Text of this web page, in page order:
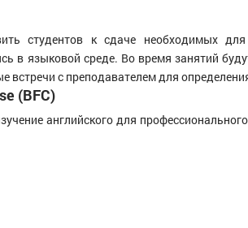
студентов к сдаче необходимых
в языковой среде. Во время занятий
встречи с преподавателем для
(BFC)
английского для